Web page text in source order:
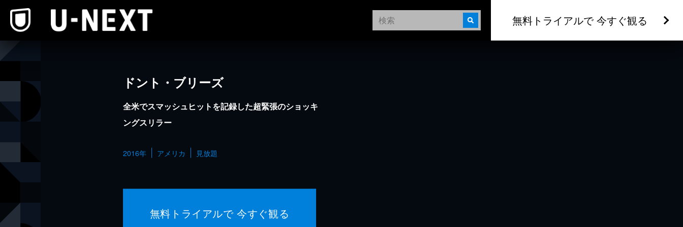
無料トライアルで 今すぐ観る
ドント・ブリーズ
全米でスマッシュヒットを記録した超緊張のショッキ
ングスリラー
2016年 アメリカ 見放題
無料トライアルで 今すぐ観る